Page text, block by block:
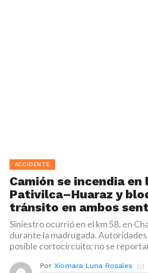
ACCIDENTE
Camión se incendia
Pativilca–Huaraz y
tránsito en ambos
Siniestro ocurrió en el km 58, en
durante la madrugada.
posible cortocircuito; no se
Por Xiomara Luna Rosales